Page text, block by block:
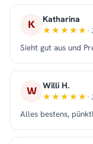
K Katharina
·
Sieht gut aus und
W Willi H.
·
Alles bestens,